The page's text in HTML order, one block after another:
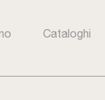
Cataloghi